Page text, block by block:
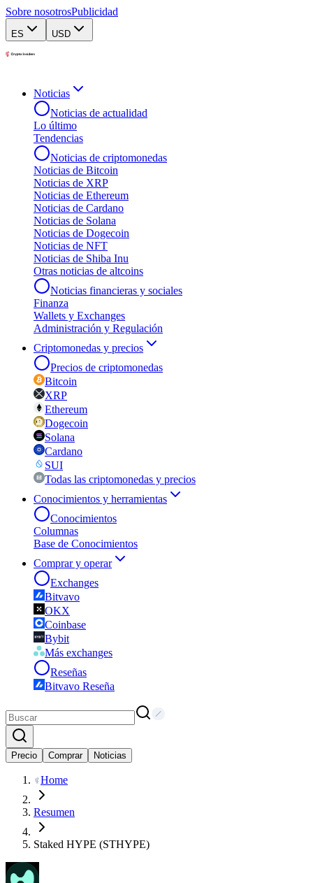
Sobre nosotrosPublicidad
ES USD
Noticias
Noticias de actualidad
Lo último
Tendencias
Noticias de criptomonedas
Noticias de Bitcoin
Noticias de XRP
Noticias de Ethereum
Noticias de Cardano
Noticias de Solana
Noticias de Dogecoin
Noticias de NFT
Noticias de Shiba Inu
Otras noticias de altcoins
Noticias financieras y sociales
Finanza
Wallets y Exchanges
Administración y Regulación
Criptomonedas y precios
Precios de criptomonedas
Bitcoin
XRP
Ethereum
Dogecoin
Solana
Cardano
SUI
Todas las criptomonedas y precios
Conocimientos y herramientas
Conocimientos
Columnas
Base de Conocimientos
Comprar y operar
Exchanges
Bitvavo
OKX
Coinbase
Bybit
Más exchanges
Reseñas
Bitvavo Reseña
Precio Comprar Noticias
Home
Resumen
Staked HYPE (STHYPE)